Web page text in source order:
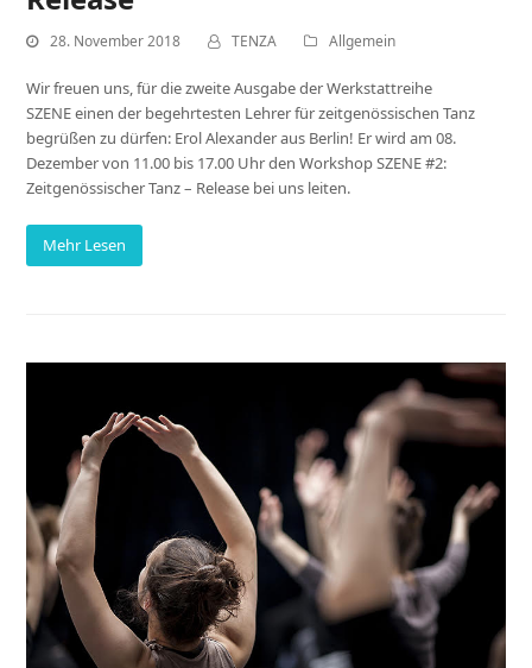
28. November 2018 TENZA Allgemein
Wir freuen uns, für die zweite Ausgabe der Werkstattreihe
SZENE einen der begehrtesten Lehrer für zeitgenössischen Tanz
begrüßen zu dürfen: Erol Alexander aus Berlin! Er wird am 08.
Dezember von 11.00 bis 17.00 Uhr den Workshop SZENE #2:
Zeitgenössischer Tanz – Release bei uns leiten.
Mehr Lesen